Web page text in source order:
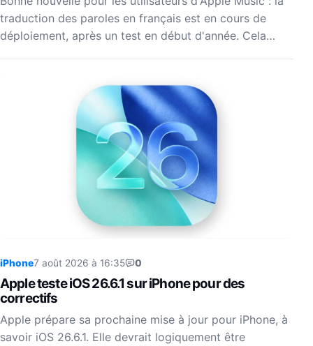
traduction des paroles en français est en cours de
déploiement, après un test en début d'année. Cela…
iPhone7 août 2026 à 16:35 0
Apple teste iOS 26.6.1 sur iPhone pour des
correctifs
Apple prépare sa prochaine mise à jour pour iPhone, à
savoir iOS 26.6.1. Elle devrait logiquement être